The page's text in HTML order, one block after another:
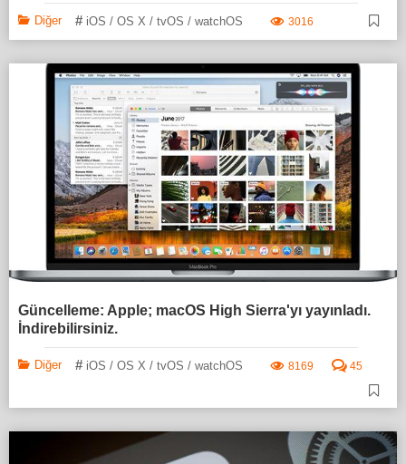
Diğer # iOS / OS X / tvOS / watchOS 3016
Güncelleme: Apple; macOS High Sierra'yı yayınladı.
İndirebilirsiniz.
Diğer # iOS / OS X / tvOS / watchOS 8169 45